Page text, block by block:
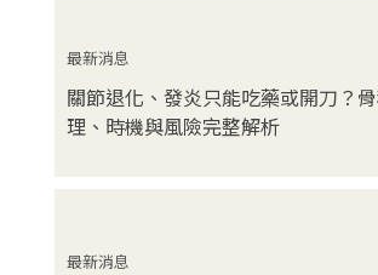
最新消息
關節退化、發炎只能吃藥或開刀？
理、時機與風險完整解析
最新消息